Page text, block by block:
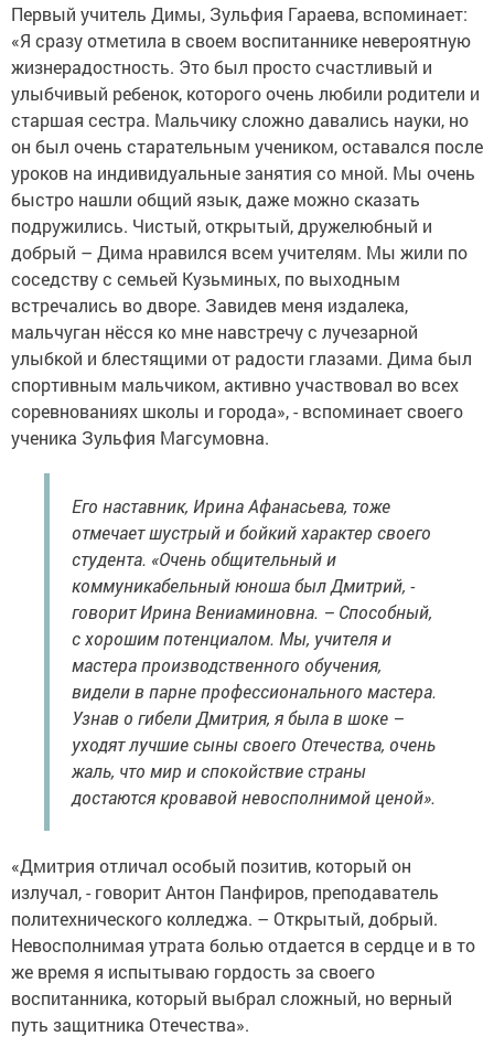
Первый учитель Димы, Зульфия Гараева, вспоминает:
«Я сразу отметила в своем воспитаннике невероятную
жизнерадостность. Это был просто счастливый и
улыбчивый ребенок, которого очень любили родители и
старшая сестра. Мальчику сложно давались науки, но
он был очень старательным учеником, оставался после
уроков на индивидуальные занятия со мной. Мы очень
быстро нашли общий язык, даже можно сказать
подружились. Чистый, открытый, дружелюбный и
добрый – Дима нравился всем учителям. Мы жили по
соседству с семьей Кузьминых, по выходным
встречались во дворе. Завидев меня издалека,
мальчуган нёсся ко мне навстречу с лучезарной
улыбкой и блестящими от радости глазами. Дима был
спортивным мальчиком, активно участвовал во всех
соревнованиях школы и города», - вспоминает своего
ученика Зульфия Магсумовна.
Его наставник, Ирина Афанасьева, тоже
отмечает шустрый и бойкий характер своего
студента. «Очень общительный и
коммуникабельный юноша был Дмитрий, -
говорит Ирина Вениаминовна. – Способный,
с хорошим потенциалом. Мы, учителя и
мастера производственного обучения,
видели в парне профессионального мастера.
Узнав о гибели Дмитрия, я была в шоке –
уходят лучшие сыны своего Отечества, очень
жаль, что мир и спокойствие страны
достаются кровавой невосполнимой ценой».
«Дмитрия отличал особый позитив, который он
излучал, - говорит Антон Панфиров, преподаватель
политехнического колледжа. – Открытый, добрый.
Невосполнимая утрата болью отдается в сердце и в то
же время я испытываю гордость за своего
воспитанника, который выбрал сложный, но верный
путь защитника Отечества».